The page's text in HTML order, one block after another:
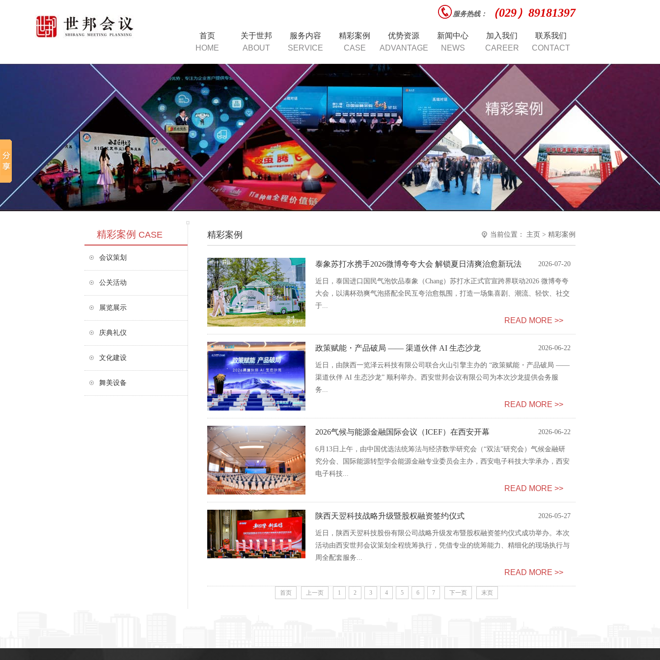
服务热线： （029）89181397
首页
HOME
关于世邦
ABOUT
服务内容
SERVICE
精彩案例
CASE
优势资源
ADVANTAGE
新闻中心
NEWS
加入我们
CAREER
联系我们
CONTACT
精彩案例 CASE
会议策划
公关活动
展览展示
庆典礼仪
文化建设
舞美设备
当前位置： 主页 > 精彩案例
精彩案例
2026-07-20
泰象苏打水携手2026微博夸夸大会 解锁夏日清爽治愈新玩法
近日，泰国进口国民气泡饮品泰象（Chang）苏打水正式官宣跨界联动2026 微博夸夸
大会，以满杯劲爽气泡搭配全民互夸治愈氛围，打造一场集喜剧、潮流、轻饮、社交
于...
READ MORE >>
2026-06-22
政策赋能・产品破局 —— 渠道伙伴 AI 生态沙龙
近日，由陕西一览泽云科技有限公司联合火山引擎主办的 “政策赋能・产品破局 ——
渠道伙伴 AI 生态沙龙” 顺利举办。西安世邦会议有限公司为本次沙龙提供会务服
务...
READ MORE >>
2026-06-22
2026气候与能源金融国际会议（ICEF）在西安开幕
6月13日上午，由中国优选法统筹法与经济数学研究会（“双法”研究会）气候金融研
究分会、国际能源转型学会能源金融专业委员会主办，西安电子科技大学承办，西安
电子科技...
READ MORE >>
2026-05-27
陕西天翌科技战略升级暨股权融资签约仪式
近日，陕西天翌科技股份有限公司战略升级发布暨股权融资签约仪式成功举办。本次
活动由西安世邦会议策划全程统筹执行，凭借专业的统筹能力、精细化的现场执行与
周全配套服务...
READ MORE >>
首页 上一页 1 2 3 4 5 6 7 下一页 末页